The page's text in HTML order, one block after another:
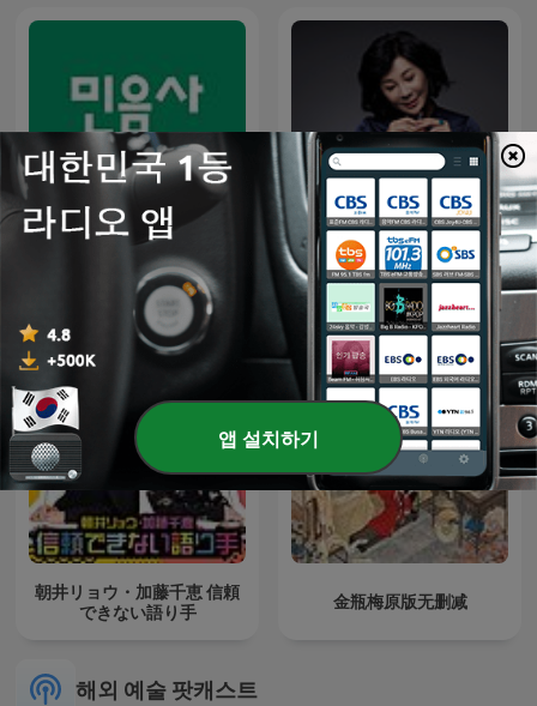
민음사 라디오 吳淡如人生實用商學院
朝井リョウ・加藤千恵 信頼
できない語り手
金瓶梅原版无删减
해외 예술 팟캐스트
앱 설치하기